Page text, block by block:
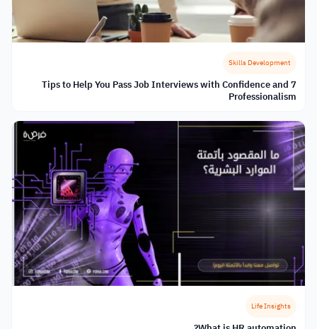
Skills Development
7 Tips to Help You Pass Job Interviews with Confidence and
Professionalism
Life Insights